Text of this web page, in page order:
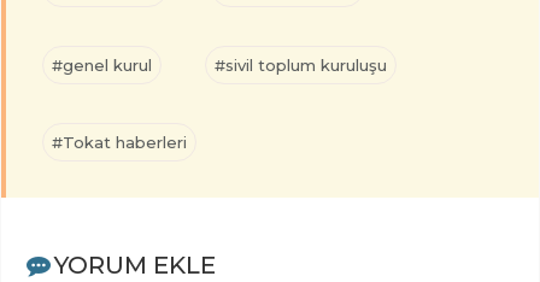
#genel kurul #sivil toplum kuruluşu
#Tokat haberleri
YORUM EKLE